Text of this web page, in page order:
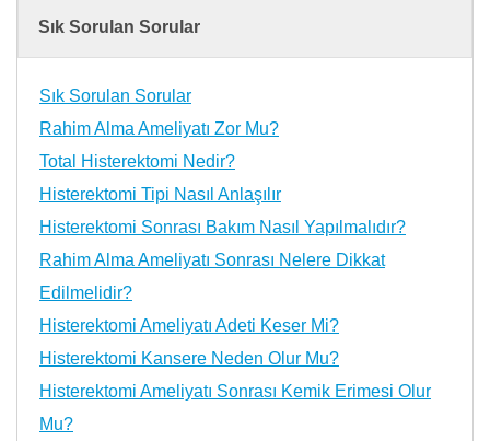
Sık Sorulan Sorular
Sık Sorulan Sorular
Rahim Alma Ameliyatı Zor Mu?
Total Histerektomi Nedir?
Histerektomi Tipi Nasıl Anlaşılır
Histerektomi Sonrası Bakım Nasıl Yapılmalıdır?
Rahim Alma Ameliyatı Sonrası Nelere Dikkat
Edilmelidir?
Histerektomi Ameliyatı Adeti Keser Mi?
Histerektomi Kansere Neden Olur Mu?
Histerektomi Ameliyatı Sonrası Kemik Erimesi Olur
Mu?